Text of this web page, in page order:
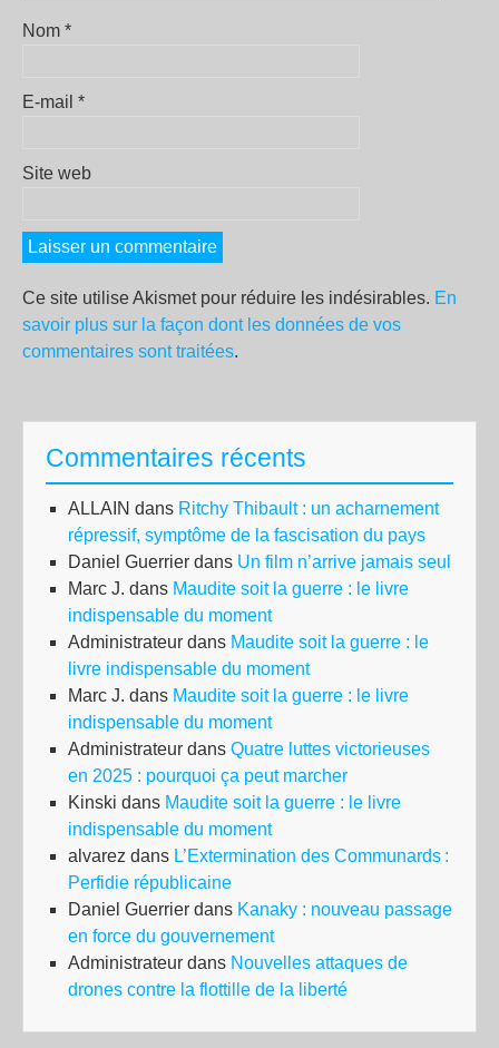
Nom *
E-mail *
Site web
Ce site utilise Akismet pour réduire les indésirables. En
savoir plus sur la façon dont les données de vos
commentaires sont traitées.
Commentaires récents
ALLAIN dans Ritchy Thibault : un acharnement
répressif, symptôme de la fascisation du pays
Daniel Guerrier dans Un film n’arrive jamais seul
Marc J. dans Maudite soit la guerre : le livre
indispensable du moment
Administrateur dans Maudite soit la guerre : le
livre indispensable du moment
Marc J. dans Maudite soit la guerre : le livre
indispensable du moment
Administrateur dans Quatre luttes victorieuses
en 2025 : pourquoi ça peut marcher
Kinski dans Maudite soit la guerre : le livre
indispensable du moment
alvarez dans L’Extermination des Communards :
Perfidie républicaine
Daniel Guerrier dans Kanaky : nouveau passage
en force du gouvernement
Administrateur dans Nouvelles attaques de
drones contre la flottille de la liberté